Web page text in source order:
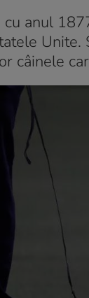
anul
câinele